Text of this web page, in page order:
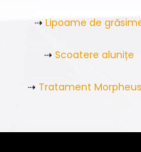
⇢ Lipoame de
⇢ Scoatere alunițe
⇢ Tratament